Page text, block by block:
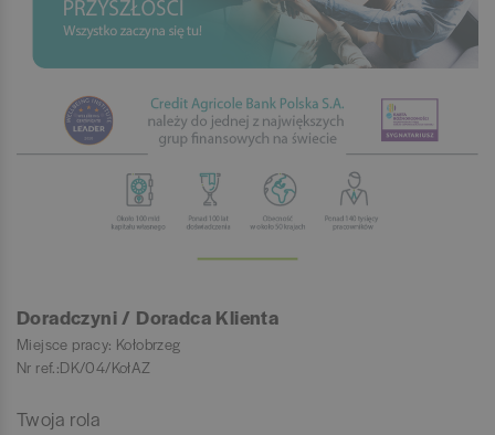
Doradczyni / Doradca Klienta
Miejsce pracy: Kołobrzeg
Nr ref.:DK/04/KołAZ
Twoja rola